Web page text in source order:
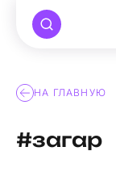
НА ГЛАВНУЮ
#загар